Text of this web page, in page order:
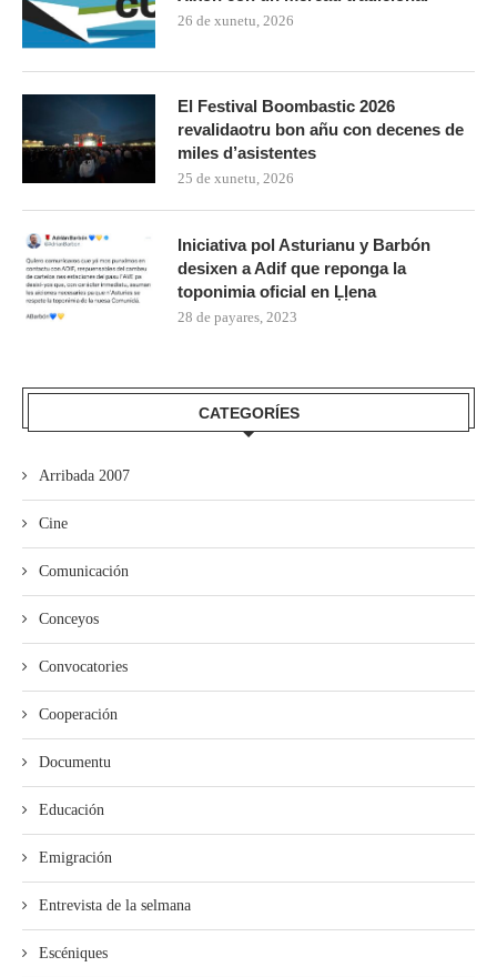
26 de xunetu, 2026
El Festival Boombastic 2026
revalidaotru bon añu con decenes de
miles d’asistentes
25 de xunetu, 2026
Iniciativa pol Asturianu y Barbón
desixen a Adif que reponga la
toponimia oficial en Ḷḷena
28 de payares, 2023
CATEGORÍES
Arribada 2007
Cine
Comunicación
Conceyos
Convocatories
Cooperación
Documentu
Educación
Emigración
Entrevista de la selmana
Escéniques